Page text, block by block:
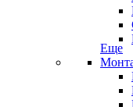
Еще